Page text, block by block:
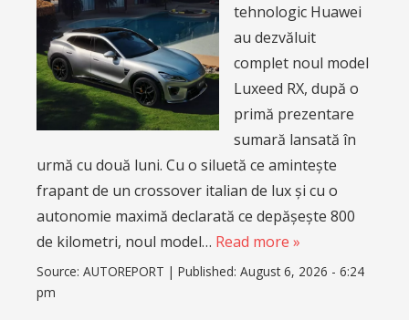
tehnologic Huawei
au dezvăluit
complet noul model
Luxeed RX, după o
primă prezentare
sumară lansată în
urmă cu două luni. Cu o siluetă ce amintește
frapant de un crossover italian de lux și cu o
autonomie maximă declarată ce depășește 800
de kilometri, noul model… Read more »
Source: AUTOREPORT | Published: August 6, 2026 - 6:24
pm